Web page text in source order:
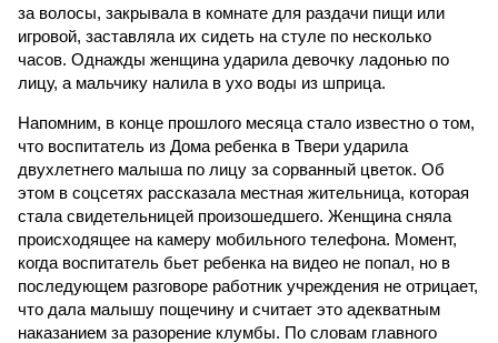
за волосы, закрывала в комнате для раздачи пищи или
игровой, заставляла их сидеть на стуле по несколько
часов. Однажды женщина ударила девочку ладонью по
лицу, а мальчику налила в ухо воды из шприца.
Напомним, в конце прошлого месяца стало известно о том,
что воспитатель из Дома ребенка в Твери ударила
двухлетнего малыша по лицу за сорванный цветок. Об
этом в соцсетях рассказала местная жительница, которая
стала свидетельницей произошедшего. Женщина сняла
происходящее на камеру мобильного телефона. Момент,
когда воспитатель бьет ребенка на видео не попал, но в
последующем разговоре работник учреждения не отрицает,
что дала малышу пощечину и считает это адекватным
наказанием за разорение клумбы. По словам главного